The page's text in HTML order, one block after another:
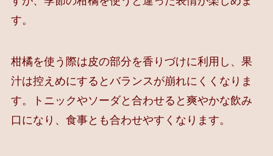
す。
柑橘を使う際は皮の部分を香りづけに利用し、果
汁は控えめにするとバランスが崩れにくくなりま
す。トニックやソーダと合わせると爽やかな飲み
口になり、食事とも合わせやすくなります。